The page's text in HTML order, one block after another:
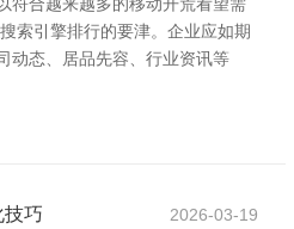
索引擎排行的要津。企业应如期
动态、居品先容、行业资讯等
技巧 2026-03-19